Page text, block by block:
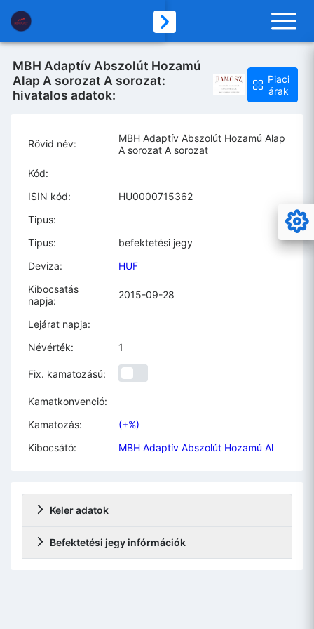
MBH Adaptív Abszolút Hozamú
Alap A sorozat A sorozat:
hivatalos adatok:
Piaci
árak
Rövid név:
MBH Adaptív Abszolút Hozamú Alap
A sorozat A sorozat
Kód:
ISIN kód:
HU0000715362
Tipus:
Tipus:
befektetési jegy
Deviza:
HUF
Kibocsatás
napja:
2015-09-28
Lejárat napja:
Névérték:
1
Fix. kamatozású:
Kamatkonvenció:
Kamatozás:
(+%)
Kibocsátó:
MBH Adaptív Abszolút Hozamú Al
Keler adatok
Befektetési jegy infórmációk